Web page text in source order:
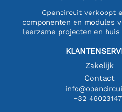
Opencircuit verkoopt
componenten en modules
leerzame projecten en huis
Zakelijk
Contact
+32